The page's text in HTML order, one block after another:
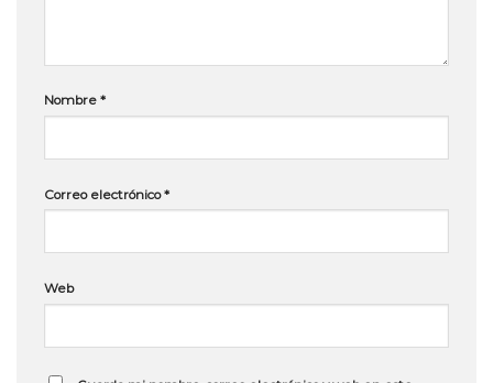
Nombre *
Correo electrónico*
Web